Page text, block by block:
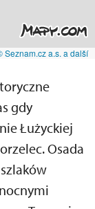
Seznam.cz a.s. a další
gdy
Łużyckiej
Osada